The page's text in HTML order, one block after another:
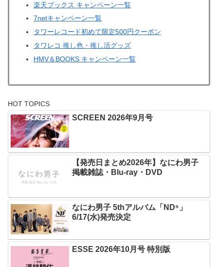
楽天ブックス キャンペーン一覧
7netキャンペーン一覧
タワーレコード初めて限定500円クーポン
タワレコ 推し色・推し活グッズ
HMV＆BOOKS キャンペーン一覧
HOT TOPICS
SCREEN 2026年9月号
【発売日まとめ2026年】なにわ男子
掲載雑誌・Blu-ray・DVD
なにわ男子 5thアルバム「ND⁵」
6/17(水)発売決定
ESSE 2026年10月号 特別版